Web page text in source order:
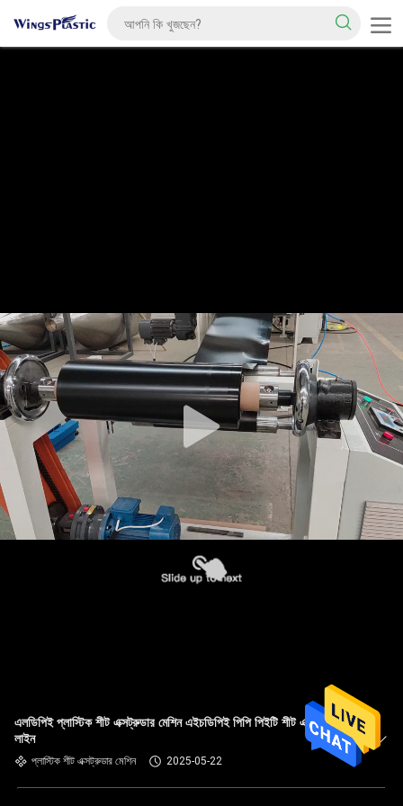
এলডিপিই প্লাস্টিক শীট এক্সট্রুডার মেশিন এইচডিপিই পিপি পিইটি শীট এক্সট্রুশন
লাইন
প্লাস্টিক শীট এক্সট্রুডার মেশিন 2025-05-22